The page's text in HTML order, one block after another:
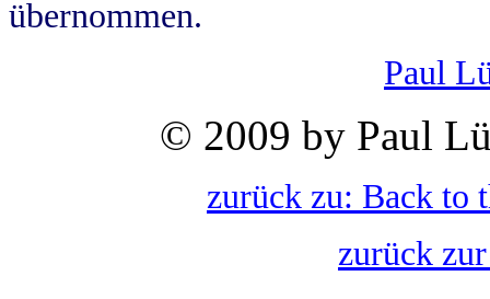
übernommen.
Paul
© 2009 by Paul
zurück zu: Back to
zurück